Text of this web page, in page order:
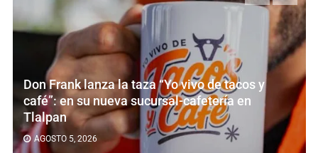
Don Frank lanza la taza “Yo vivo de tacos y
café”: en su nueva sucursal-cafetería en
Tlalpan
AGOSTO 5, 2026